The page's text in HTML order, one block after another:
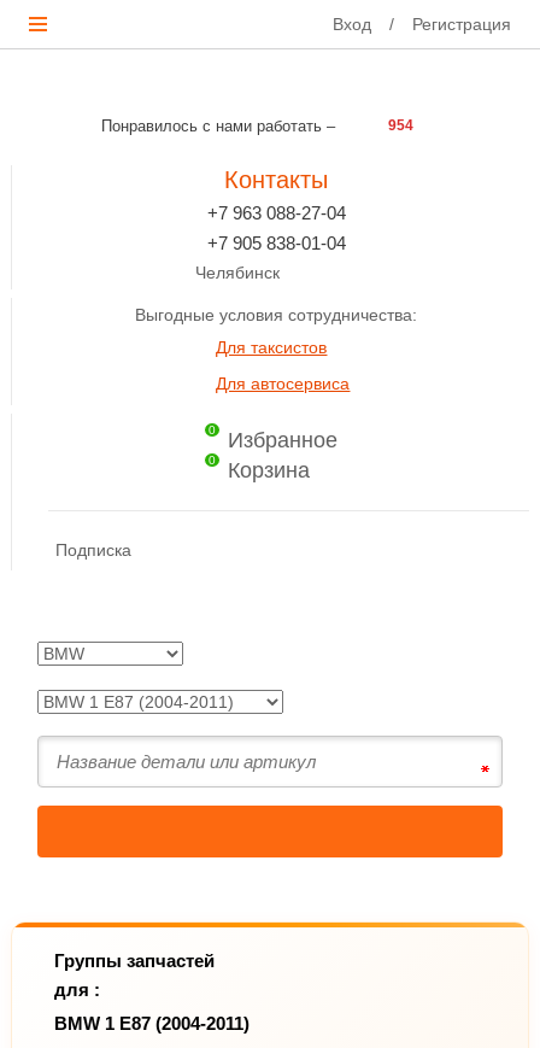
Вход / Регистрация
Понравилось с нами работать – 954
Контакты
+7 963 088-27-04
+7 905 838-01-04
Челябинск
Выгодные условия сотрудничества:
Для таксистов
Для автосервиса
0 Избранное
0 Корзина
Подписка
Группы запчастей
для :
BMW 1 E87 (2004-2011)